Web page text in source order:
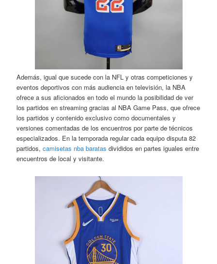
Además, igual que sucede con la NFL y otras competiciones y
eventos deportivos con más audiencia en televisión, la NBA
ofrece a sus aficionados en todo el mundo la posibilidad de ver
los partidos en streaming gracias al NBA Game Pass, que ofrece
los partidos y contenido exclusivo como documentales y
versiones comentadas de los encuentros por parte de técnicos
especializados. En la temporada regular cada equipo disputa 82
partidos,camisetas nba baratas divididos en partes iguales entre
encuentros de local y visitante.